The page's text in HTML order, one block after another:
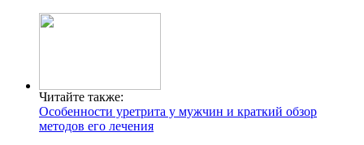
Читайте также:
Особенности уретрита у мужчин и краткий обзор
методов его лечения